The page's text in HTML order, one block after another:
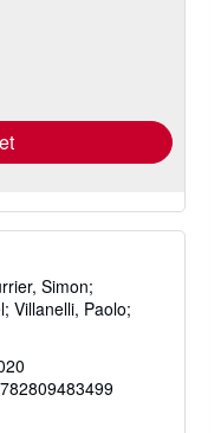
Simon;
Villanelli, Paolo;